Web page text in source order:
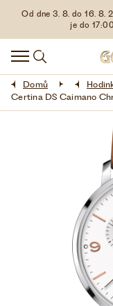
Od dne 3. 8. do 16. 8.
je do
HODINKY
DOPLŇKY
ŠPERKY
LIMITOVANÉ
VŠE O NÁKUPU
Domů
Certina DS Caimano